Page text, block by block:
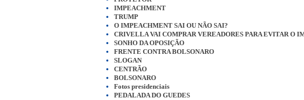
IMPEACHMENT
TRUMP
O IMPEACHMENT SAI OU NÃO SAI?
CRIVELLA VAI COMPRAR VEREADORES PARA EVITAR O
SONHO DA OPOSIÇÃO
FRENTE CONTRA BOLSONARO
SLOGAN
CENTRÃO
BOLSONARO
Fotos presidenciais
PEDALADA DO GUEDES